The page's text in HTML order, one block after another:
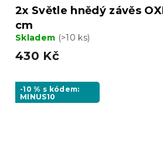
2x Světle hnědý závěs
cm
Skladem (>10 ks)
430 Kč
-10 % s kódem:
MINUS10